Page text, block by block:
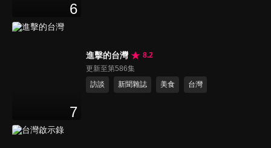
6
7
進擊的台灣
8.2
更新至第586集
訪談
新聞雜誌 美食 台灣